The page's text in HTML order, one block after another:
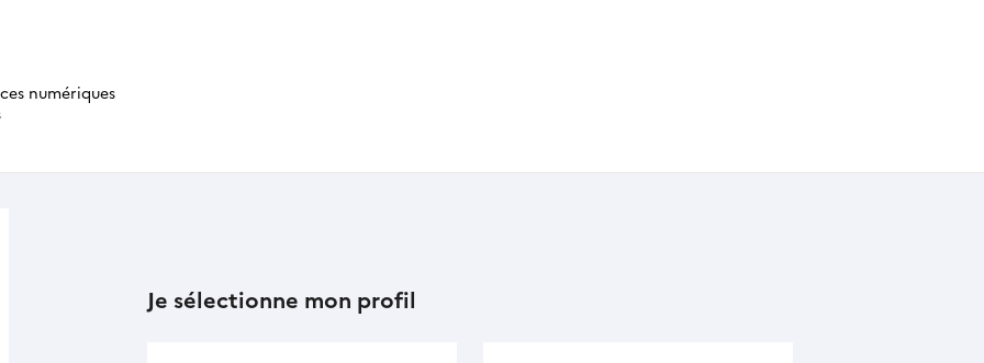
numériques
Je sélectionne mon profil